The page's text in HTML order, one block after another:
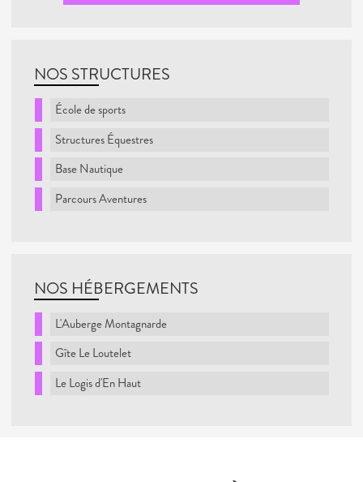
NOS STRUCTURES
École de sports
Structures Équestres
Base Nautique
Parcours Aventures
NOS HÉBERGEMENTS
L'Auberge Montagnarde
Gîte Le Loutelet
Le Logis d'En Haut